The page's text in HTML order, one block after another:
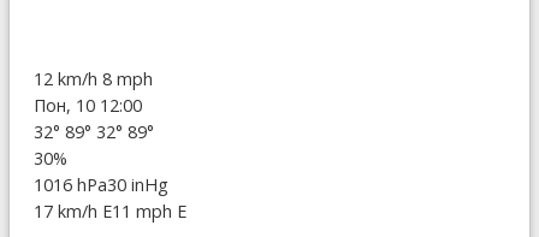
12 km/h 8 mph
Пон, 10 12:00
32° 89° 32° 89°
30%
1016 hPa30 inHg
17 km/h E11 mph E